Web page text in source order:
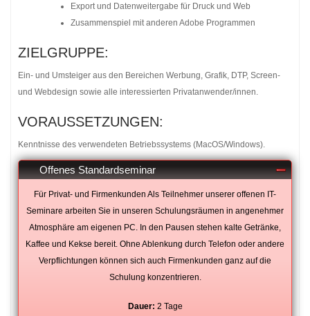
Export und Datenweitergabe für Druck und Web
Zusammenspiel mit anderen Adobe Programmen
ZIELGRUPPE:
Ein- und Umsteiger aus den Bereichen Werbung, Grafik, DTP, Screen-
und Webdesign sowie alle interessierten Privatanwender/innen.
VORAUSSETZUNGEN:
Kenntnisse des verwendeten Betriebssystems (MacOS/Windows).
Offenes Standardseminar
Für Privat- und Firmenkunden Als Teilnehmer unserer offenen IT-
Seminare arbeiten Sie in unseren Schulungsräumen in angenehmer
Atmosphäre am eigenen PC. In den Pausen stehen kalte Getränke,
Kaffee und Kekse bereit. Ohne Ablenkung durch Telefon oder andere
Verpflichtungen können sich auch Firmenkunden ganz auf die
Schulung konzentrieren.
Dauer: 2 Tage